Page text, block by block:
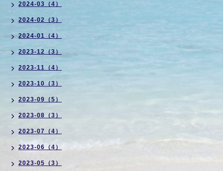
2024-03（4）
2024-02（3）
2024-01（4）
2023-12（3）
2023-11（4）
2023-10（3）
2023-09（5）
2023-08（3）
2023-07（4）
2023-06（4）
2023-05（3）